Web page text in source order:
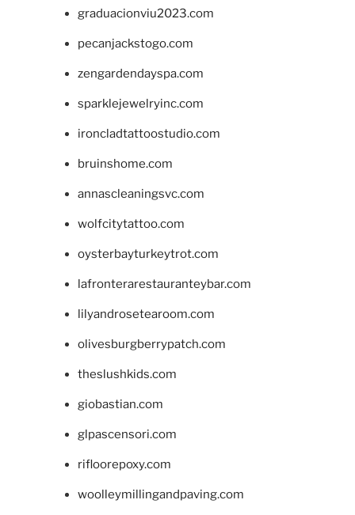
graduacionviu2023.com
pecanjackstogo.com
zengardendayspa.com
sparklejewelryinc.com
ironcladtattoostudio.com
bruinshome.com
annascleaningsvc.com
wolfcitytattoo.com
oysterbayturkeytrot.com
lafronterarestauranteybar.com
lilyandrosetearoom.com
olivesburgberrypatch.com
theslushkids.com
giobastian.com
glpascensori.com
rifloorepoxy.com
woolleymillingandpaving.com